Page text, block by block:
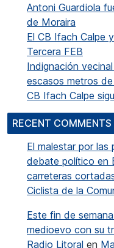
Antoni Guardiola
de Moraira
El CB Ifach Calpe
Tercera FEB
Indignación
escasos metros
CB Ifach Calpe
RECENT COMMENTS
El malestar por
debate político en
carreteras
Ciclista de la
Este fin de
medioevo con su
Radio Litoral en